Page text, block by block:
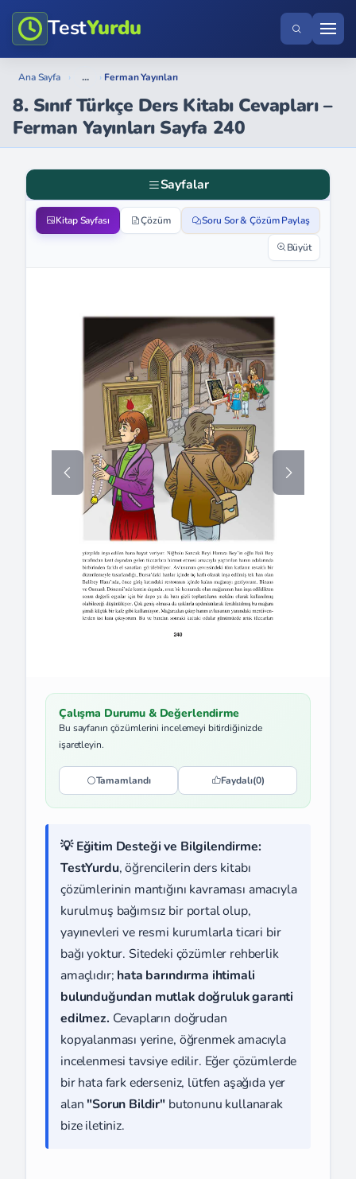
TestYurdu
Ana Sayfa › ... › Ferman Yayınları
8. Sınıf Türkçe Ders Kitabı Cevapları –
Ferman Yayınları Sayfa 240
Sayfalar
Kitap Sayfası Çözüm Soru Sor & Çözüm Paylaş
Büyüt
Çalışma Durumu & Değerlendirme
Bu sayfanın çözümlerini incelemeyi bitirdiğinizde
işaretleyin.
Tamamlandı Faydalı(0)
💡 Eğitim Desteği ve Bilgilendirme:
TestYurdu, öğrencilerin ders kitabı
çözümlerinin mantığını kavraması amacıyla
kurulmuş bağımsız bir portal olup,
yayınevleri ve resmi kurumlarla ticari bir
bağı yoktur. Sitedeki çözümler rehberlik
amaçlıdır; hata barındırma ihtimali
bulunduğundan mutlak doğruluk garanti
edilmez. Cevapların doğrudan
kopyalanması yerine, öğrenmek amacıyla
incelenmesi tavsiye edilir. Eğer çözümlerde
bir hata fark ederseniz, lütfen aşağıda yer
alan "Sorun Bildir" butonunu kullanarak
bize iletiniz.